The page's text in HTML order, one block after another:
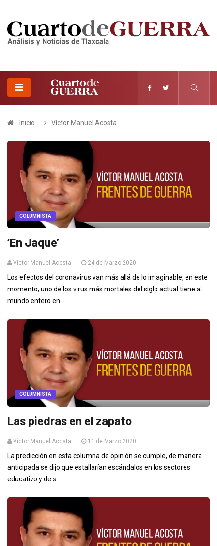
Inicio Víctor Manuel Acosta
COLUMNISTA
‘En Jaque’
Víctor Manuel Acosta 24 de Marzo 2020
Los efectos del coronavirus van más allá de lo imaginable, en este
momento, uno de los virus más mortales del siglo actual tiene al
mundo entero en...
COLUMNISTA
Las piedras en el zapato
Víctor Manuel Acosta 11 de Marzo 2020
La predicción en esta columna de opinión se cumple, de manera
anticipada se dijo que estallarían escándalos en los sectores
educativo y de s...